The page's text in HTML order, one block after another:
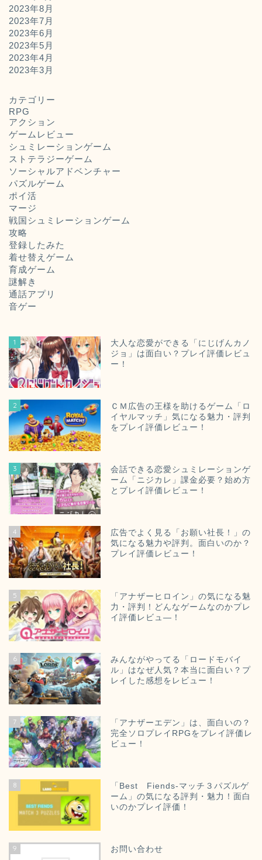
2023年8月
2023年7月
2023年6月
2023年5月
2023年4月
2023年3月
カテゴリー
RPG
アクション
ゲームレビュー
シュミレーションゲーム
ストテラジーゲーム
ソーシャルアドベンチャー
パズルゲーム
ポイ活
マージ
戦国シュミレーションゲーム
攻略
登録したみた
着せ替えゲーム
育成ゲーム
謎解き
通話アプリ
音ゲー
1
大人な恋愛ができる「にじげんカノ
ジョ」は面白い？プレイ評価レビュ
ー！
2
ＣＭ広告の王様を助けるゲーム「ロ
イヤルマッチ」気になる魅力・評判
をプレイ評価レビュー！
3
会話できる恋愛シュミレーションゲ
ーム「ニジカレ」課金必要？始め方
とプレイ評価レビュー！
4
広告でよく見る「お願い社長！」の
気になる魅力や評判。面白いのか？
プレイ評価レビュー！
5
「アナザーヒロイン」の気になる魅
力・評判！どんなゲームなのかプレ
イ評価レビュ―！
6
みんながやってる「ロードモバイ
ル」はなぜ人気？本当に面白い？プ
レイした感想をレビュー！
7
「アナザーエデン」は、面白いの？
完全ソロプレイRPGをプレイ評価レ
ビュー！
8
「Best Fiends‐マッチ３パズルゲ
ーム」の気になる評判・魅力！面白
いのかプレイ評価！
9 お問い合わせ